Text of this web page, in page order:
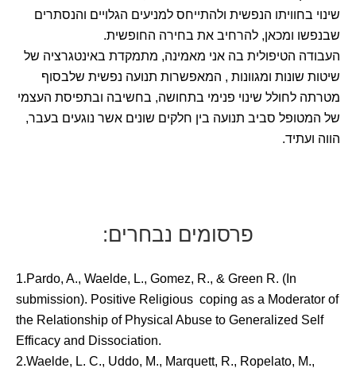
שינוי בחוויתו הנפשית ולהתייחס למניעים הגלויים והנסתרים
שבנפשו ומכאן, להרחיב את בחירה החופשית.
העבודה הטיפולית בה אני מאמינה, מתמקדת באינטגרציה של
שיטות שונות ומגוונות , המאפשרות תנועה נפשית שלבסוף
מטרתה לחולל שינוי פנימי בתחושה, בחשיבה ובתפיסת העצמי
של המטופל סביב תנועה בין חלקים שונים אשר נוגעים בעבר,
הווה ועתיד.
פרסומים נבחרים:
1.Pardo, A., Waelde, L., Gomez, R., & Green R. (In
submission). Positive Religious coping as a Moderator of
the Relationship of Physical Abuse to Generalized Self
Efficacy and Dissociation.
2.Waelde, L. C., Uddo, M., Marquett, R., Ropelato, M.,